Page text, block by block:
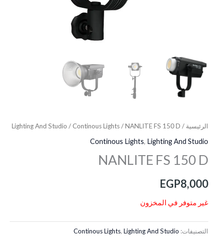
الرئيسية /
Lighting And Studio / Continous Lights/ NANLITE FS 150 D
Continous Lights, Lighting And Studio
NANLITE FS 150 D
EGP8,000
غير متوفر في المخزون
التصنيفات: Continous Lights, Lighting And Studio